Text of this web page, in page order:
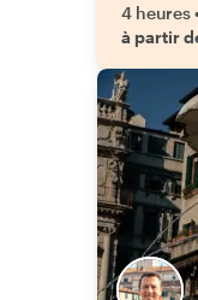
4 heures
à partir